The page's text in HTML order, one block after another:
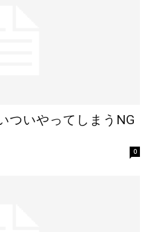
ついやってしまうNG
0